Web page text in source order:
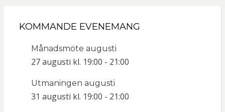
KOMMANDE EVENEMANG
Månadsmöte augusti
27 augusti kl. 19:00 - 21:00
Utmaningen augusti
31 augusti kl. 19:00 - 21:00